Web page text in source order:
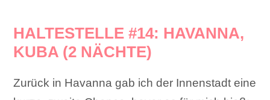
HALTESTELLE #14: HAVANNA,
KUBA (2 NÄCHTE)
Zurück in Havanna gab ich der Innenstadt eine